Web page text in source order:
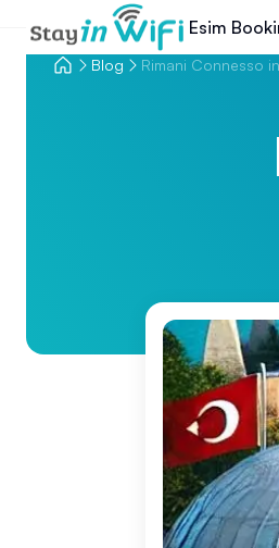
Esim
Blog Rimani Connesso